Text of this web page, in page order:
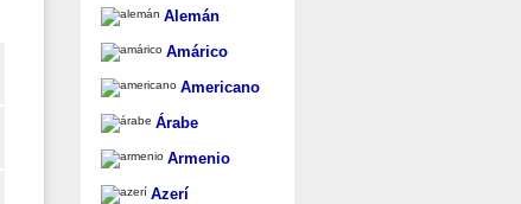
Alemán
Amárico
Americano
Árabe
Armenio
Azerí